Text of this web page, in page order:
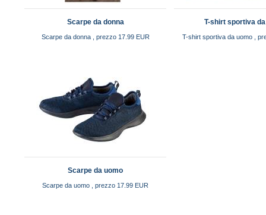
Scarpe da donna
Scarpe da donna , prezzo 17.99 EUR
T-shirt sportiva
T-shirt sportiva da uomo ,
Scarpe da uomo
Scarpe da uomo , prezzo 17.99 EUR